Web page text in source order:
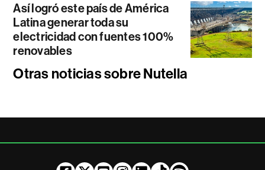
Así logró este país de América
Latina generar toda su
electricidad con fuentes 100%
renovables
Otras noticias sobre Nutella